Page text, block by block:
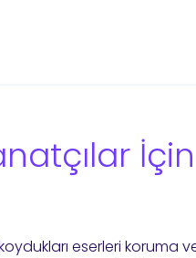
İçin
eserleri koruma